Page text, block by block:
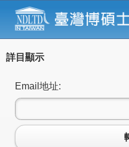
詳目顯示
Email地址: